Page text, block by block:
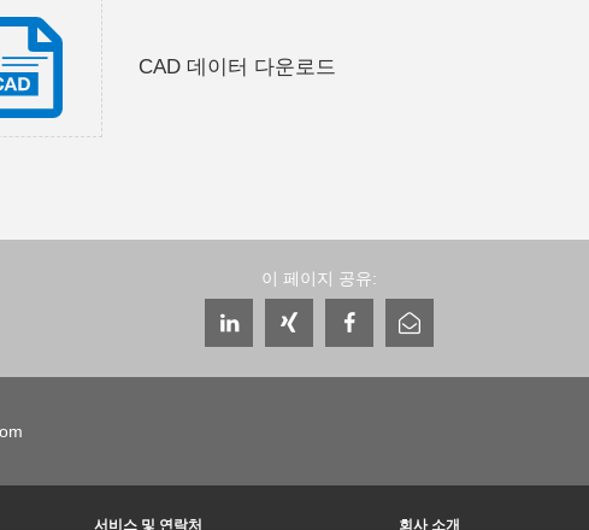
CAD 데이터 다운로드
이 페이지 공유:
서비스 및 연락처 회사 소개